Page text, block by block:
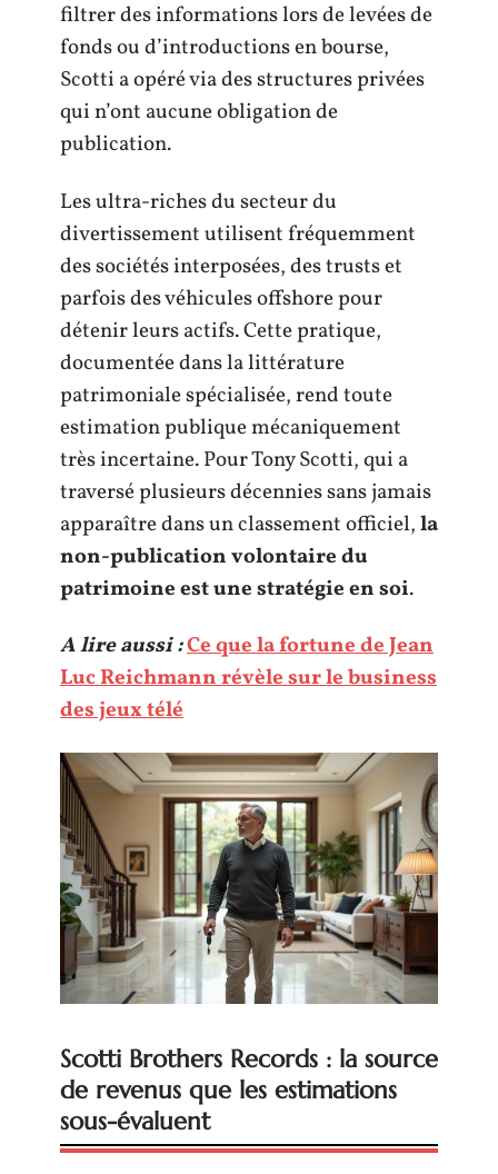
filtrer des informations lors de levées de
fonds ou d’introductions en bourse,
Scotti a opéré via des structures privées
qui n’ont aucune obligation de
publication.
Les ultra-riches du secteur du
divertissement utilisent fréquemment
des sociétés interposées, des trusts et
parfois des véhicules offshore pour
détenir leurs actifs. Cette pratique,
documentée dans la littérature
patrimoniale spécialisée, rend toute
estimation publique mécaniquement
très incertaine. Pour Tony Scotti, qui a
traversé plusieurs décennies sans jamais
apparaître dans un classement officiel,la
non-publication volontaire du
patrimoine est une stratégie en soi.
A lire aussi :Ce que la fortune de Jean
Luc Reichmann révèle sur le business
des jeux télé
Scotti Brothers Records : la source
de revenus que les estimations
sous-évaluent